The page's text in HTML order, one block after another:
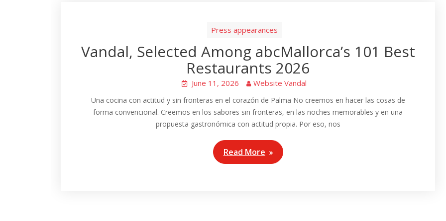
Press appearances
Vandal, Selected Among abcMallorca’s 101 Best
Restaurants 2026
June 11, 2026 Website Vandal
Una cocina con actitud y sin fronteras en el corazón de Palma No creemos en hacer las cosas de
forma convencional. Creemos en los sabores sin fronteras, en las noches memorables y en una
propuesta gastronómica con actitud propia. Por eso, nos
Read More